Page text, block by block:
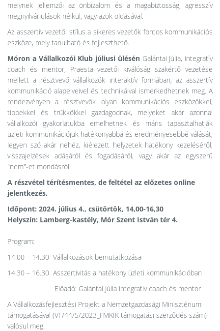
melynek jellemzői az önbizalom és a magabiztosság, agresszív
megnyilvánulások nélkül, vagy azok oldásával.
Az asszertív vezetői stílus a sikeres vezetők fontos kommunikációs
eszköze, mely tanulható és fejleszthető.
Móron a Vállalkozói Klub júliusi ülésénGalántai Júlia, integratív
coach és mentor, Praesta vezetői kiválóság szakértő vezetése
mellett a résztvevő vállalkozók interaktív formában, az asszertív
kommunikáció alapelveivel és technikáival ismerkedhetnek meg. A
rendezvényen a résztvevők olyan kommunikációs eszközökkel,
tippekkel és trükkökkel gazdagodnak, melyeket akár azonnal
vállalkozói gyakorlatukba emelhetnek és máris tapasztalhatják
üzleti kommunikációjuk hatékonyabbá és eredményesebbé válását,
legyen szó akár nehéz, kiélezett helyzetek hatékony kezeléséről,
visszajelzések adásáról és fogadásáról, vagy akár az egyszerű
"nem"-et mondásról.
A részvétel térítésmentes, de feltétel az előzetes online
jelentkezés.
Időpont: 2024. július 4., csütörtök, 14,00-16,30
Helyszín: Lamberg-kastély, Mór Szent István tér 4.
Program:
14:00 – 14.30 Vállalkozások bemutatkozása
14.30 – 16.30 Asszertivitás a hatékony üzleti kommunikációban
Előadó: Galántai Júlia integratív coach és mentor
A Vállalkozásfejlesztési Projekt a Nemzetgazdasági Minisztérium
támogatásával (VF/44/5/2023_FMKIK támogatási szerződés szám)
valósul meg.